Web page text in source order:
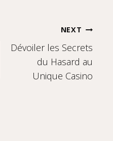
NEXT
Dévoiler les Secrets
du Hasard au
Unique Casino